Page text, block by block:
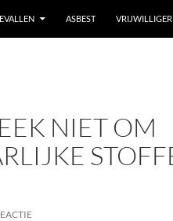
ASBEST VRIJWILLIGER
NIET OM